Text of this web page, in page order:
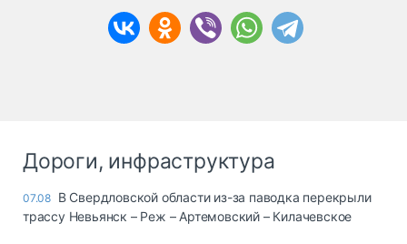
Дороги, инфраструктура
07.08 В Свердловской области из-за паводка перекрыли
трассу Невьянск – Реж – Артемовский – Килачевское